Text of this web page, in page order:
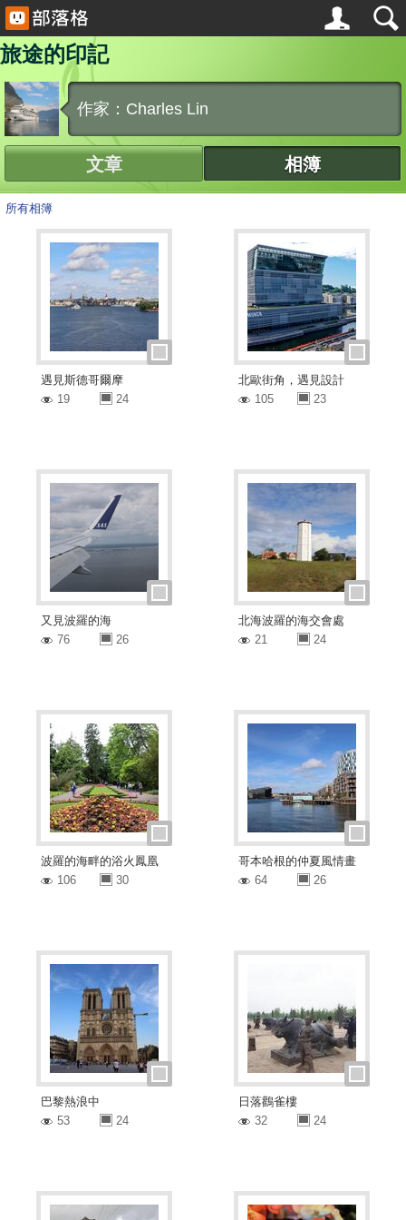
旅途的印記
作家：Charles Lin
文章 相簿
所有相簿
遇見斯德哥爾摩
19
24
北歐街角，遇見設計
105
23
又見波羅的海
76
26
北海波羅的海交會處
21
24
波羅的海畔的浴火鳳凰
106
30
哥本哈根的仲夏風情畫
64
26
巴黎熱浪中
53
24
日落鸛雀樓
32
24